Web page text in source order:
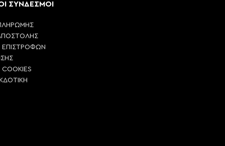
ΣΥΝΔΕΣΜΟΙ
ΕΠΙΣΤΡΟΦΩΝ